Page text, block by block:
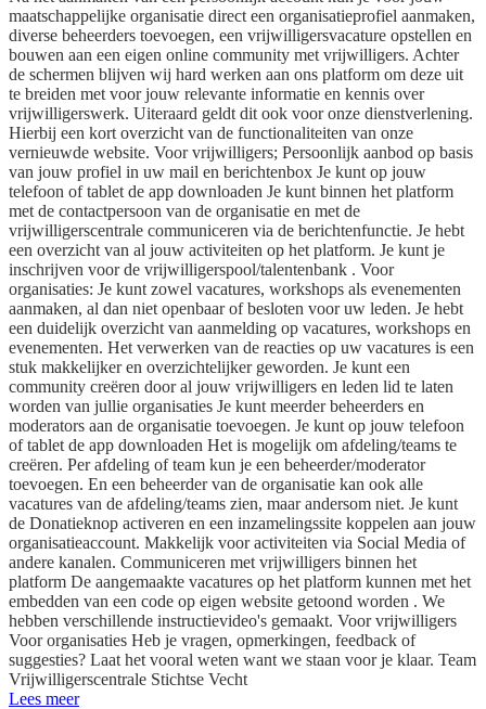
maatschappelijke organisatie direct een organisatieprofiel aanmaken,
diverse beheerders toevoegen, een vrijwilligersvacature opstellen en
bouwen aan een eigen online community met vrijwilligers. Achter
de schermen blijven wij hard werken aan ons platform om deze uit
te breiden met voor jouw relevante informatie en kennis over
vrijwilligerswerk. Uiteraard geldt dit ook voor onze dienstverlening.
Hierbij een kort overzicht van de functionaliteiten van onze
vernieuwde website. Voor vrijwilligers; Persoonlijk aanbod op basis
van jouw profiel in uw mail en berichtenbox Je kunt op jouw
telefoon of tablet de app downloaden Je kunt binnen het platform
met de contactpersoon van de organisatie en met de
vrijwilligerscentrale communiceren via de berichtenfunctie. Je hebt
een overzicht van al jouw activiteiten op het platform. Je kunt je
inschrijven voor de vrijwilligerspool/talentenbank . Voor
organisaties: Je kunt zowel vacatures, workshops als evenementen
aanmaken, al dan niet openbaar of besloten voor uw leden. Je hebt
een duidelijk overzicht van aanmelding op vacatures, workshops en
evenementen. Het verwerken van de reacties op uw vacatures is een
stuk makkelijker en overzichtelijker geworden. Je kunt een
community creëren door al jouw vrijwilligers en leden lid te laten
worden van jullie organisaties Je kunt meerder beheerders en
moderators aan de organisatie toevoegen. Je kunt op jouw telefoon
of tablet de app downloaden Het is mogelijk om afdeling/teams te
creëren. Per afdeling of team kun je een beheerder/moderator
toevoegen. En een beheerder van de organisatie kan ook alle
vacatures van de afdeling/teams zien, maar andersom niet. Je kunt
de Donatieknop activeren en een inzamelingssite koppelen aan jouw
organisatieaccount. Makkelijk voor activiteiten via Social Media of
andere kanalen. Communiceren met vrijwilligers binnen het
platform De aangemaakte vacatures op het platform kunnen met het
embedden van een code op eigen website getoond worden . We
hebben verschillende instructievideo's gemaakt. Voor vrijwilligers
Voor organisaties Heb je vragen, opmerkingen, feedback of
suggesties? Laat het vooral weten want we staan voor je klaar. Team
Vrijwilligerscentrale Stichtse Vecht
Lees meer